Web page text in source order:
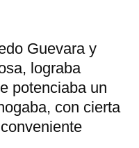
Guevara y
lograba
potenciaba un
con cierta